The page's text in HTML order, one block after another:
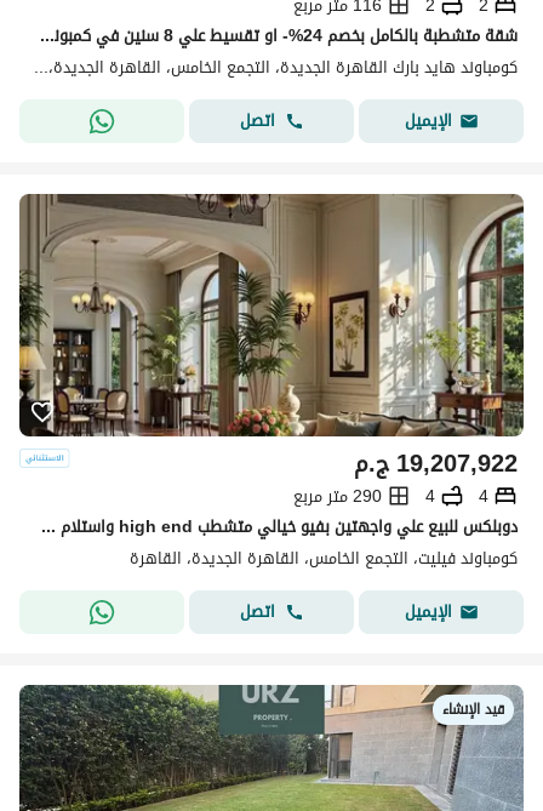
شقة متشطبة بالكامل بخصم 24%- او تقسيط علي 8 سنين في كمبوند هايد بارك التجمع الخامس دقائق للجامعة الامريكية(Hyde Park New Cairo Compound )
كومباوند هايد بارك القاهرة الجديدة، التجمع الخامس، القاهرة الجديدة، القاهرة
الإيميل
اتصل
ج.م19,207,922
4
4
290 متر مربع
دوبلكس للبيع علي واجهتين بفيو خيالي متشطب high end واستلام فوري في سوديك فيليت sodic villette في التجمع الخامس
كومباوند فيليت، التجمع الخامس، القاهرة الجديدة، القاهرة
الإيميل
اتصل
قيد الإنشاء